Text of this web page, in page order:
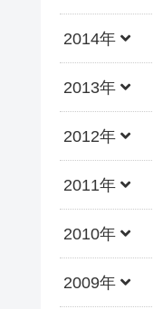
2014年
2013年
2012年
2011年
2010年
2009年